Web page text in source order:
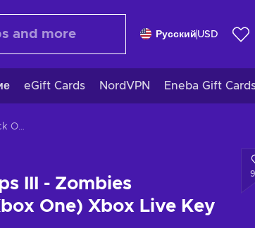
Русский USD
eGift Cards NordVPN Eneba Gift
Call of Duty: Black Ops III - Zombies Chronicles Edition (Xbox One) Xbox Live Key UNITED STATES
III - Zombies
One) Xbox Live Key